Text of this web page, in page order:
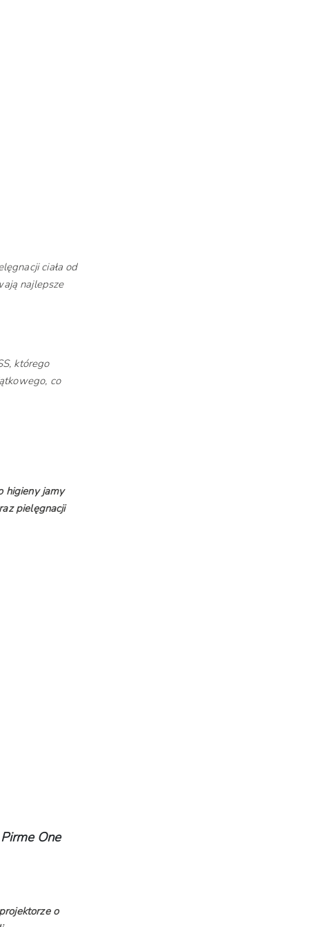
ciała od
najlepsze
którego
co
higieny jamy
pielęgnacji
One
o